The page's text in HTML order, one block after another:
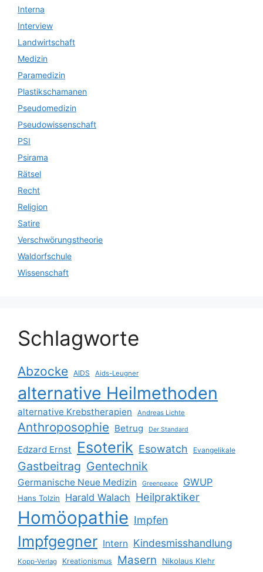
Interna
Interview
Landwirtschaft
Medizin
Paramedizin
Plastikschamanen
Pseudomedizin
Pseudowissenschaft
PSI
Psirama
Rätsel
Recht
Religion
Satire
Verschwörungstheorie
Waldorfschule
Wissenschaft
Schlagworte
Abzocke AIDS Aids-Leugner
alternative Heilmethoden
alternative Krebstherapien Andreas Lichte
Anthroposophie Betrug Der Standard
Edzard Ernst Esoterik Esowatch Evangelikale
Gastbeitrag Gentechnik
Germanische Neue Medizin Greenpeace GWUP
Hans Tolzin Harald Walach Heilpraktiker
Homöopathie Impfen
Impfgegner Intern Kindesmisshandlung
Kopp-Verlag Kreationismus Masern Nikolaus Klehr